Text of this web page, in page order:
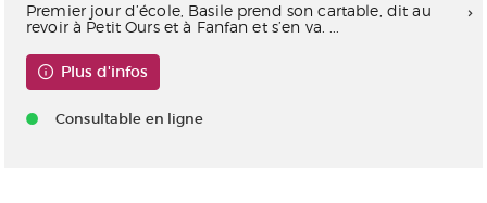
Premier jour d’école, Basile prend son cartable, dit au
revoir à Petit Ours et à Fanfan et s’en va. ...
Plus d'infos
Consultable en ligne